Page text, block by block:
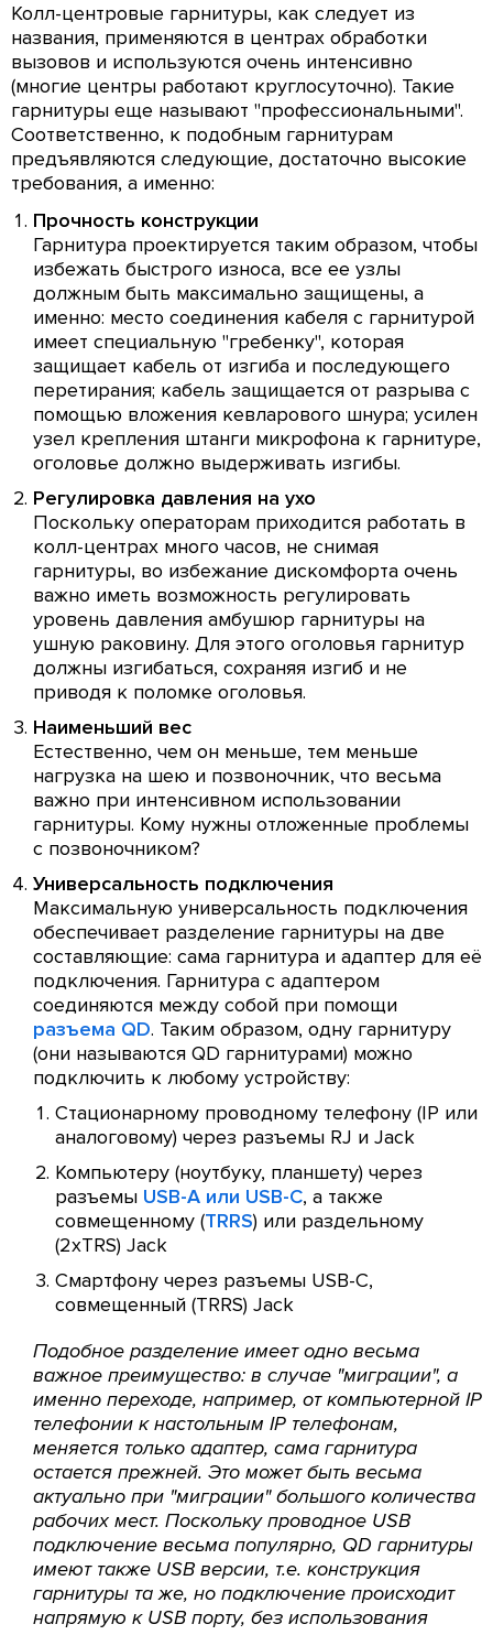
Колл-центровые гарнитуры, как следует из
названия, применяются в центрах обработки
вызовов и используются очень интенсивно
(многие центры работают круглосуточно). Такие
гарнитуры еще называют "профессиональными".
Соответственно, к подобным гарнитурам
предъявляются следующие, достаточно высокие
требования, а именно:
Прочность конструкции
Гарнитура проектируется таким образом, чтобы
избежать быстрого износа, все ее узлы
должным быть максимально защищены, а
именно: место соединения кабеля с гарнитурой
имеет специальную "гребенку", которая
защищает кабель от изгиба и последующего
перетирания; кабель защищается от разрыва с
помощью вложения кевларового шнура; усилен
узел крепления штанги микрофона к гарнитуре,
оголовье должно выдерживать изгибы.
Регулировка давления на ухо
Поскольку операторам приходится работать в
колл-центрах много часов, не снимая
гарнитуры, во избежание дискомфорта очень
важно иметь возможность регулировать
уровень давления амбушюр гарнитуры на
ушную раковину. Для этого оголовья гарнитур
должны изгибаться, сохраняя изгиб и не
приводя к поломке оголовья.
Наименьший вес
Естественно, чем он меньше, тем меньше
нагрузка на шею и позвоночник, что весьма
важно при интенсивном использовании
гарнитуры. Кому нужны отложенные проблемы
с позвоночником?
Универсальность подключения
Максимальную универсальность подключения
обеспечивает разделение гарнитуры на две
составляющие: сама гарнитура и адаптер для её
подключения. Гарнитура с адаптером
соединяются между собой при помощи
разъема QD. Таким образом, одну гарнитуру
(они называются QD гарнитурами) можно
подключить к любому устройству:
Стационарному проводному телефону (IP или
аналоговому) через разъемы RJ и Jack
Компьютеру (ноутбуку, планшету) через
разъемы USB-A или USB-C, а также
совмещенному (TRRS) или раздельному
(2хTRS) Jack
Смартфону через разъемы USB-C,
совмещенный (TRRS) Jack
Подобное разделение имеет одно весьма
важное преимущество: в случае "миграции", а
именно переходе, например, от компьютерной IP
телефонии к настольным IP телефонам,
меняется только адаптер, сама гарнитура
остается прежней. Это может быть весьма
актуально при "миграции" большого количества
рабочих мест. Поскольку проводное USB
подключение весьма популярно, QD гарнитуры
имеют также USB версии, т.е. конструкция
гарнитуры та же, но подключение происходит
напрямую к USB порту, без использования